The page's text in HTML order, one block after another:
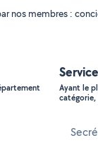
nos membres :
Ayant le